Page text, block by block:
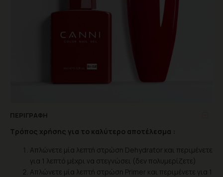
ΠΕΡΙΓΡΑΦΉ
Τρόπος χρήσης για το καλύτερο αποτέλεσμα :
Απλώνετε μία λεπτή στρώση Dehydrator και περιμένετε
για 1 λεπτό μέχρι να στεγνώσει (δεν πολυμερίζετε)
Απλώνετε μία λεπτή στρώση Primer και περιμένετε για 1